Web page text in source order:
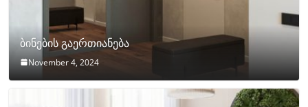
ბინების გაერთიანება
November 4, 2024